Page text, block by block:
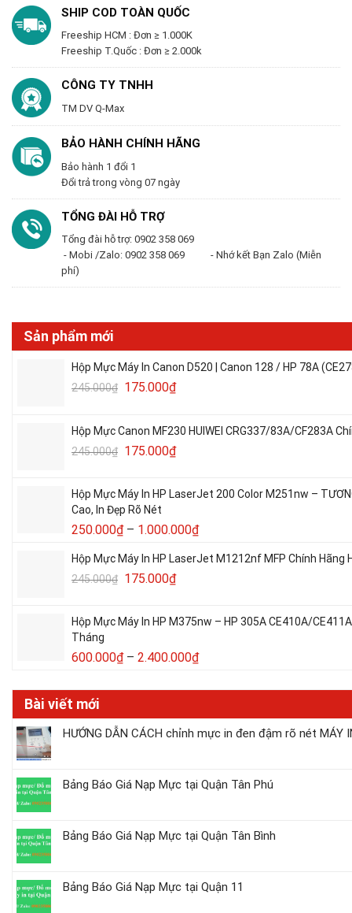
SHIP COD TOÀN QUỐC
Freeship HCM : Đơn ≥ 1.000K
Freeship T.Quốc : Đơn ≥ 2.000k
CÔNG TY TNHH
TM DV Q-Max
BẢO HÀNH CHÍNH HÃNG
Bảo hành 1 đổi 1
Đổi trả trong vòng 07 ngày
TỔNG ĐÀI HỖ TRỢ
Tổng đài hỗ trợ: 0902 358 069
- Mobi /Zalo: 0902 358 069 - Nhớ kết Bạn Zalo (Miễn
phí)
Sản phẩm mới
Hộp Mực Máy In Canon D520 | Canon 128 / HP 78A
245.000₫ 175.000₫
Hộp Mực Canon MF230 HUIWEI CRG337/83A/CF283A
245.000₫ 175.000₫
Hộp Mực Máy In HP LaserJet 200 Color M251nw –
Cao, In Đẹp Rõ Nét
250.000₫ – 1.000.000₫
Hộp Mực Máy In HP LaserJet M1212nf MFP Chính
245.000₫ 175.000₫
Hộp Mực Máy In HP M375nw – HP 305A CE410A/
Tháng
600.000₫ – 2.400.000₫
Bài viết mới
HƯỚNG DẪN CÁCH chỉnh mực in đen đậm rõ nét MÁY
Bảng Báo Giá Nạp Mực tại Quận Tân Phú
Bảng Báo Giá Nạp Mực tại Quận Tân Bình
Bảng Báo Giá Nạp Mực tại Quận 11